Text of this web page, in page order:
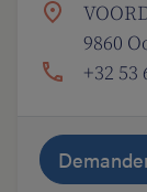
9860
+32 53